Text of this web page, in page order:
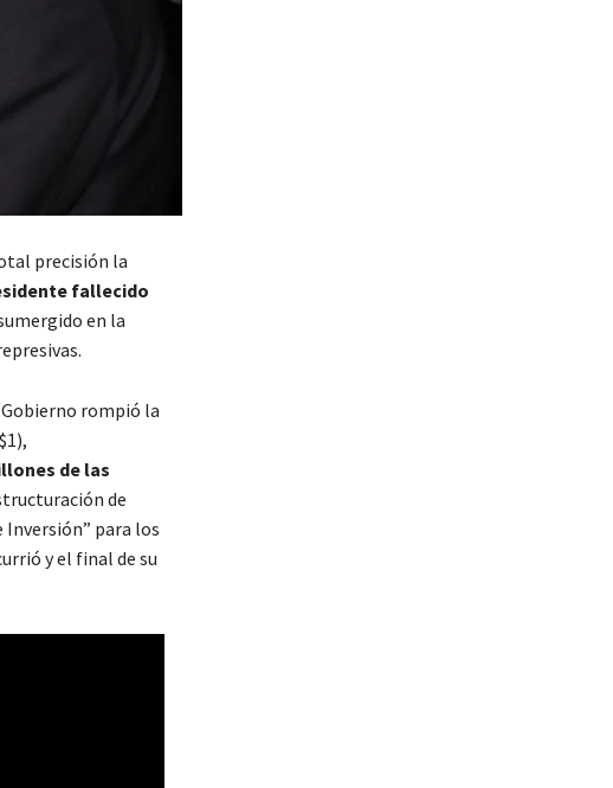
precisión la
fallecido
en la
Gobierno rompió la
de las
de
Inversión” para los
y el final de su